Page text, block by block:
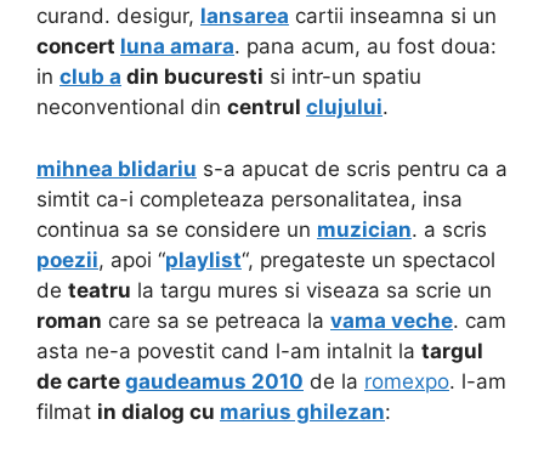
curand. desigur, lansarea cartii inseamna si un
concert luna amara. pana acum, au fost doua:
in club a din bucuresti si intr-un spatiu
neconventional din centrul clujului.
mihnea blidariu s-a apucat de scris pentru ca a
simtit ca-i completeaza personalitatea, insa
continua sa se considere un muzician. a scris
poezii, apoi “playlist“, pregateste un spectacol
de teatru la targu mures si viseaza sa scrie un
roman care sa se petreaca la vama veche. cam
asta ne-a povestit cand l-am intalnit la targul
de carte gaudeamus 2010 de la romexpo. l-am
filmat in dialog cu marius ghilezan: